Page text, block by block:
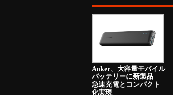
Anker、大容量モバイル
バッテリーに新製品
急速充電とコンパクト
化実現